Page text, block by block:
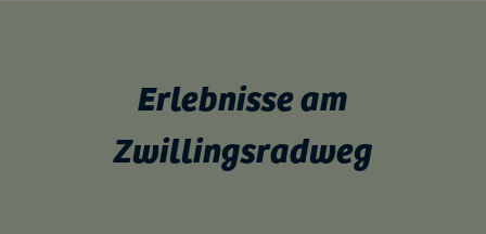
Erlebnisse am
Zwillingsradweg